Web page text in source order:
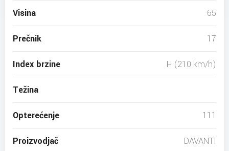
Visina 65
Prečnik 17
Index brzine H (210 km/h)
Težina
Opterećenje 111
Proizvodjač DAVANTI